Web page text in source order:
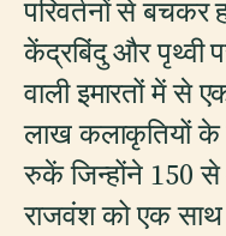
परिवर्तनों से बचकर
केंद्रबिंदु और पृथ्वी
वाली इमारतों में से
लाख कलाकृतियों के
रुकें जिन्होंने 150 से
राजवंश को एक